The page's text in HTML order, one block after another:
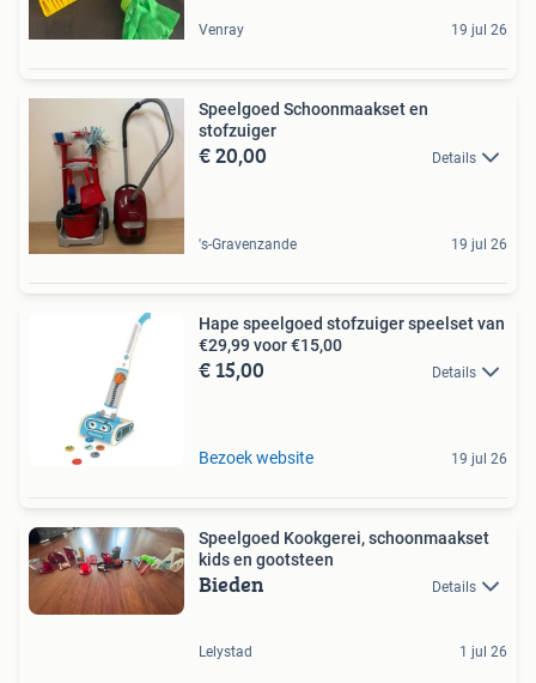
Venray 19 jul 26
Speelgoed Schoonmaakset en
stofzuiger
€ 20,00 Details
's-Gravenzande 19 jul 26
Hape speelgoed stofzuiger speelset van
€29,99 voor €15,00
€ 15,00 Details
Bezoek website 19 jul 26
Speelgoed Kookgerei, schoonmaakset
kids en gootsteen
Bieden Details
Lelystad 1 jul 26